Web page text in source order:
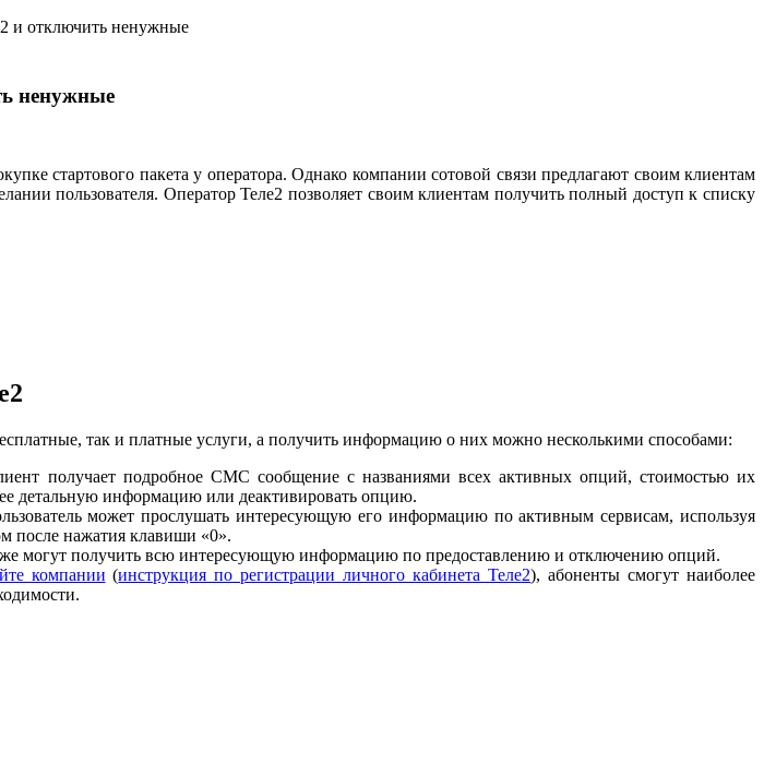
и отключить ненужные
ненужные
стартового пакета у оператора. Однако компании сотовой связи предлагают своим клиентам
пользователя. Оператор Теле2 позволяет своим клиентам получить полный доступ к списку
так и платные услуги, а получить информацию о них можно несколькими способами:
получает подробное СМС сообщение с названиями всех активных опций, стоимостью их
детальную информацию или деактивировать опцию.
может прослушать интересующую его информацию по активным сервисам, используя
после нажатия клавиши «0».
могут получить всю интересующую информацию по предоставлению и отключению опций.
компании (инструкция по регистрации личного кабинета Теле2), абоненты смогут наиболее